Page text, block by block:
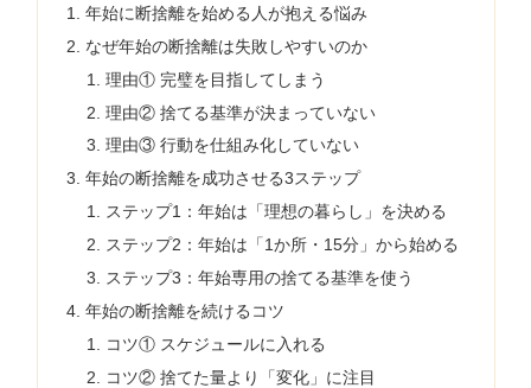
年始に断捨離を始める人が抱える悩み
なぜ年始の断捨離は失敗しやすいのか
理由① 完璧を目指してしまう
理由② 捨てる基準が決まっていない
理由③ 行動を仕組み化していない
年始の断捨離を成功させる3ステップ
ステップ1：年始は「理想の暮らし」を決める
ステップ2：年始は「1か所・15分」から始める
ステップ3：年始専用の捨てる基準を使う
年始の断捨離を続けるコツ
コツ① スケジュールに入れる
コツ② 捨てた量より「変化」に注目